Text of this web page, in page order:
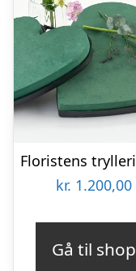
kr. 1.200,00
Gå til shop